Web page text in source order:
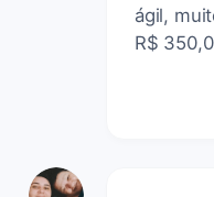
ágil,
R$